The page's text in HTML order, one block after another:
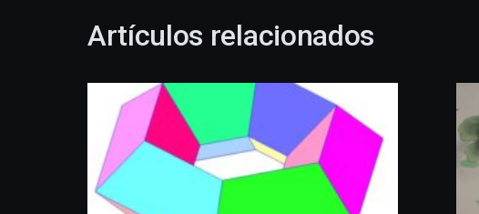
Artículos relacionados